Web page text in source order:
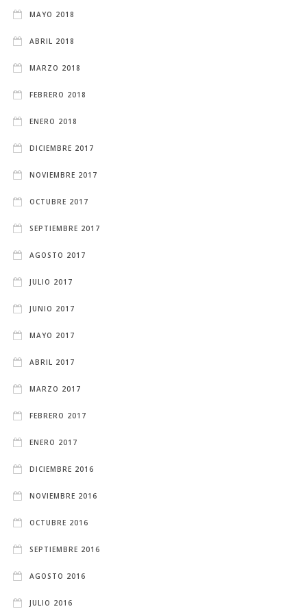
MAYO 2018
ABRIL 2018
MARZO 2018
FEBRERO 2018
ENERO 2018
DICIEMBRE 2017
NOVIEMBRE 2017
OCTUBRE 2017
SEPTIEMBRE 2017
AGOSTO 2017
JULIO 2017
JUNIO 2017
MAYO 2017
ABRIL 2017
MARZO 2017
FEBRERO 2017
ENERO 2017
DICIEMBRE 2016
NOVIEMBRE 2016
OCTUBRE 2016
SEPTIEMBRE 2016
AGOSTO 2016
JULIO 2016